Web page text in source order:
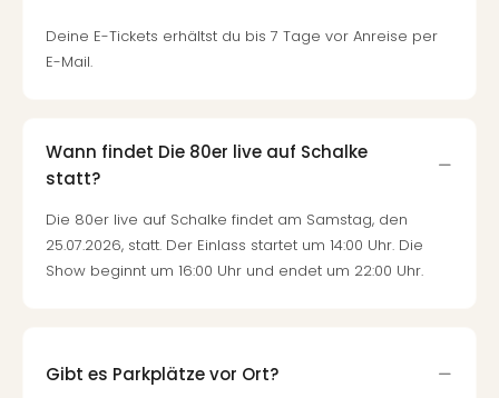
Deine E-Tickets erhältst du bis 7 Tage vor Anreise per
E-Mail.
Wann findet Die 80er live auf Schalke
statt?
Die 80er live auf Schalke findet am Samstag, den
25.07.2026, statt. Der Einlass startet um 14:00 Uhr. Die
Show beginnt um 16:00 Uhr und endet um 22:00 Uhr.
Gibt es Parkplätze vor Ort?